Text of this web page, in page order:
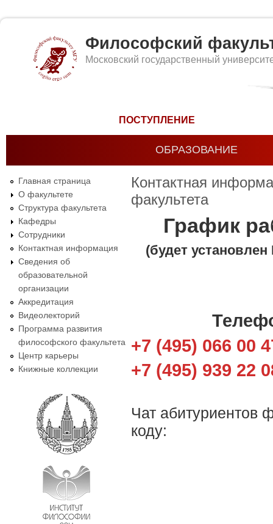
Философский
Московский государственный
ПОСТУПЛЕНИЕ
ОБРАЗОВАНИЕ
Главная страница
О факультете
Структура факультета
Кафедры
Сотрудники
Контактная информация
Сведения об
образовательной
организации
Аккредитация
Видеолекторий
Программа развития
философского факультета
Центр карьеры
Книжные коллекции
Контактная
факультета
График
(будет
+7 (495) 066 00
+7 (495) 939 22
Чат абитуриентов
коду: